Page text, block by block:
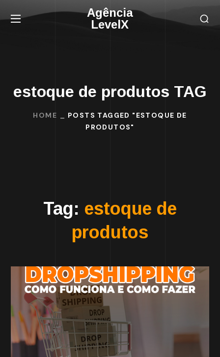
Agência
LevelX
estoque de produtos TAG
HOME
POSTS TAGGED "ESTOQUE DE
PRODUTOS"
Tag: estoque de
produtos